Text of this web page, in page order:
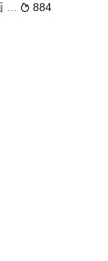
宠、三世纠葛的爱情
曜石的过程中，公
骤起，风云失色，失
木宇冲击仙蜜试炼赛
 884